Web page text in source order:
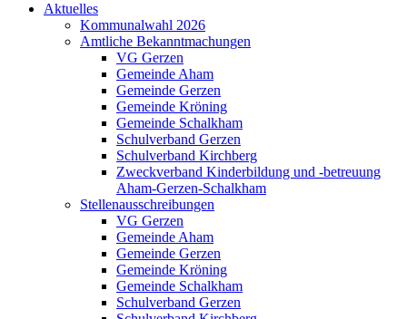
Aktuelles
Kommunalwahl 2026
Amtliche Bekanntmachungen
VG Gerzen
Gemeinde Aham
Gemeinde Gerzen
Gemeinde Kröning
Gemeinde Schalkham
Schulverband Gerzen
Schulverband Kirchberg
Zweckverband Kinderbildung und -betreuung
Aham-Gerzen-Schalkham
Stellenausschreibungen
VG Gerzen
Gemeinde Aham
Gemeinde Gerzen
Gemeinde Kröning
Gemeinde Schalkham
Schulverband Gerzen